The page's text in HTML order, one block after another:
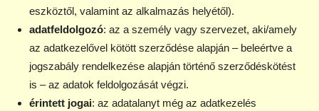
eszköztől, valamint az alkalmazás helyétől).
adatfeldolgozó: az a személy vagy szervezet, aki/amely
az adatkezelővel kötött szerződése alapján – beleértve a
jogszabály rendelkezése alapján történő szerződéskötést
is – az adatok feldolgozását végzi.
érintett jogai: az adatalanyt még az adatkezelés